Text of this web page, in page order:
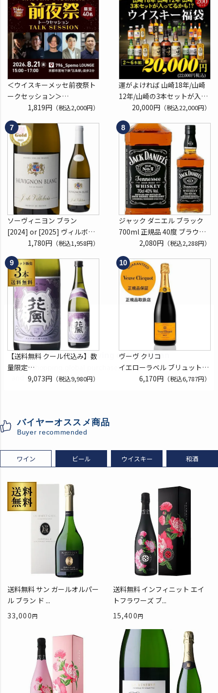
月中旬】にメールにて配信予
定
※代引き決済不可
本】 シャンパン シャンパーニ
ュ リカーマウンテン 福袋 WK
くじ 【送
＜ウイスキーメッセ前夜祭ト
ークセッション＞
8月21日(金)15:00～17:00京都
開催
クレジットカード決済のみ
1,819円（税込2,000円）
運がよければ 山崎18年/山崎
12年/山崎の3本セットが入っ
ているかも！？ ウイスキー福
袋 2～6本組 限定200セット
虎S ※必ずもらえるCP対象
(1P)
20,000円 （税込22,000円）
ソーヴィニヨン ブラン
[2024] or [2025] ヴィルボワ
750ml フランス ロワール 辛
口 白ワイン 浜運A
1,780円（税込1,958円）
ジャック ダニエル ブラック
700ml 正規品 40度 ブラウン
フォーマン
ウイスキー テネシー バーボン
長S
2,080円 （税込2,288円）
【送料無料 クール代込み】数
量限定
稲とアガベ 交酒 花風 -心拍-
[クール配送]
9,073円（税込9,980円）
ヴーヴ クリコ
イエローラベル ブリュット
750ml 正規品
6,170円 （税込6,787円）
バイヤーオススメ商品
Buyer recommended
ワイン ビール ウイスキー 和酒
送料無料 サン ガールオルパー
ル ブラン ド ...
33,000
送料無料 インフィニット エイ
トフラワーズ ブ...
15,400